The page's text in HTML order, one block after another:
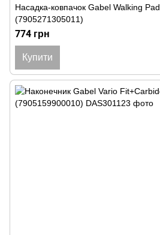
Насадка-ковпачок Gabel Walking
(7905271305011)
774 грн
Купити